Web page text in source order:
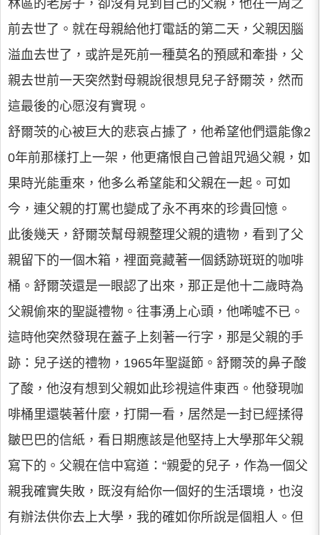
林區的老房子，卻沒有見到自己的父親，他在一周之
前去世了。就在母親給他打電話的第二天，父親因腦
溢血去世了，或許是死前一種莫名的預感和牽掛，父
親去世前一天突然對母親說很想見兒子舒爾茨，然而
這最後的心愿沒有實現。
舒爾茨的心被巨大的悲哀占據了，他希望他們還能像2
0年前那樣打上一架，他更痛恨自己曾詛咒過父親，如
果時光能重來，他多么希望能和父親在一起。可如
今，連父親的打罵也變成了永不再來的珍貴回憶。
此後幾天，舒爾茨幫母親整理父親的遺物，看到了父
親留下的一個木箱，裡面竟藏著一個銹跡斑斑的咖啡
桶。舒爾茨還是一眼認了出來，那正是他十二歲時為
父親偷來的聖誕禮物。往事湧上心頭，他唏噓不已。
這時他突然發現在蓋子上刻著一行字，那是父親的手
跡：兒子送的禮物，1965年聖誕節。舒爾茨的鼻子酸
了酸，他沒有想到父親如此珍視這件東西。他發現咖
啡桶里還裝著什麼，打開一看，居然是一封已經揉得
皺巴巴的信紙，看日期應該是他堅持上大學那年父親
寫下的。父親在信中寫道：“親愛的兒子，作為一個父
親我確實失敗，既沒有給你一個好的生活環境，也沒
有辦法供你去上大學，我的確如你所說是個粗人。但